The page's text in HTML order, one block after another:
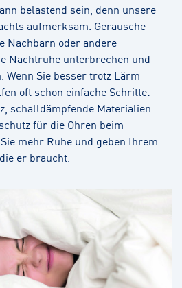
belastend sein, denn unsere
aufmerksam. Geräusche
Nachbarn oder andere
Nachtruhe unterbrechen und
Sie besser trotz Lärm
oft schon einfache Schritte:
schalldämpfende Materialien
für die Ohren beim
mehr Ruhe und geben Ihrem
er braucht.